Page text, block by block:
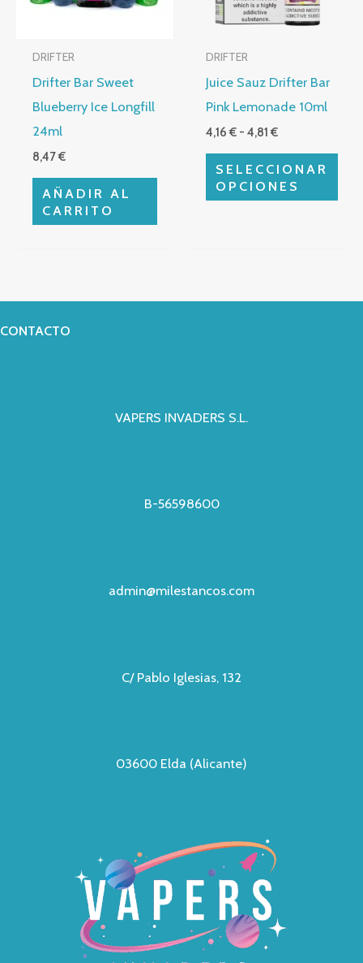
DRIFTER
Drifter Bar Sweet
Blueberry Ice Longfill
24ml
8,47€
AÑADIR AL
CARRITO
DRIFTER
Juice Sauz Drifter Bar
Pink Lemonade 10ml
4,16€ - 4,81€
SELECCIONAR
OPCIONES
Las
se
pueden
elegir
en
página
CONTACTO
VAPERS INVADERS S.L.
B-56598600
admin@milestancos.com
C/ Pablo Iglesias, 132
03600 Elda (Alicante)